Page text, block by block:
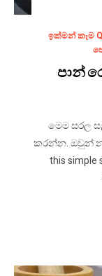
ඉක්මන් කෑම
පාන්
මෙම සරල
කරන්න. ඔවුන්
this simple